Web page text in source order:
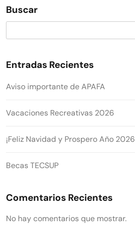
Buscar
Entradas Recientes
Aviso importante de APAFA
Vacaciones Recreativas 2026
¡Feliz Navidad y Prospero Año
Becas TECSUP
Comentarios Recientes
No hay comentarios que mostrar.